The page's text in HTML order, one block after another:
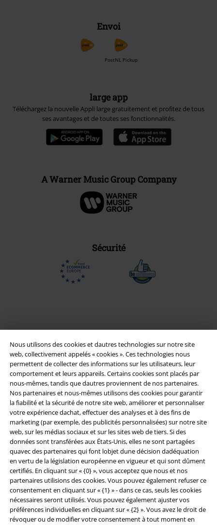
Nous utilisons des cookies et dautres technologies sur notre site
web, collectivement appelés « cookies ». Ces technologies nous
permettent de collecter des informations sur les utilisateurs, leur
comportement et leurs appareils. Certains cookies sont placés par
nous-mêmes, tandis que dautres proviennent de nos partenaires.
Nos partenaires et nous-mêmes utilisons des cookies pour garantir
la fiabilité et la sécurité de notre site web, améliorer et personnaliser
votre expérience dachat, effectuer des analyses et à des fins de
marketing (par exemple, des publicités personnalisées) sur notre site
web, sur les médias sociaux et sur les sites web de tiers. Si des
données sont transférées aux États-Unis, elles ne sont partagées
quavec des partenaires qui font lobjet dune décision dadéquation
en vertu de la législation européenne en vigueur et qui sont dûment
certifiés. En cliquant sur « {0} », vous acceptez que nous et nos
partenaires utilisions des cookies. Vous pouvez également refuser ce
consentement en cliquant sur « {1} » - dans ce cas, seuls les cookies
nécessaires seront utilisés. Vous pouvez également ajuster vos
préférences individuelles en cliquant sur « {2} ». Vous avez le droit de
révoquer ou de modifier votre consentement à tout moment en
Envoi
PostNL Pickup
large app
Téléchargez la nouvelle Appli large gratuitement et profitez de tous
ses avantages et de toutes ses fonctionnalités.
A Warner Music Group Company
Sécurité
Légal
Conditions générales
Éditeur
Clauses de confidentialité
Élimination des déchets et protection de l'environnement
Déclaration de Conformité
Informations sur l'accessibilité